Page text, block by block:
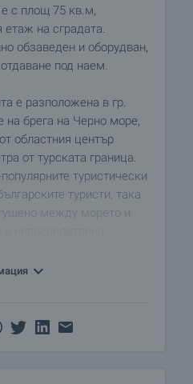
е с площ 75 кв.м,
на сградата.
обзаведен и оборудван,
под наем.
е разположена в гр.
на брега на Черно море,
областния център
от турската граница.
туристически
туристи, така
между морето и
час път от летище
за селски